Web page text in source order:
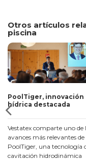
Otros artículos
piscina
PoolTiger, innovación
hídrica destacada
Vestatex comparte uno de
avances más relevantes
PoolTiger, una tecnología
cavitación hidrodinámica